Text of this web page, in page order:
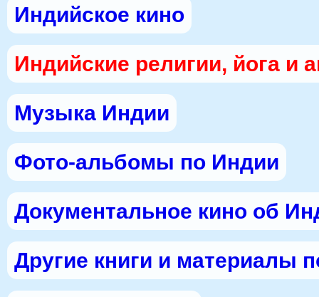
Индийское кино
Индийские религии, йога и
Музыка Индии
Фото-альбомы по Индии
Документальное кино об
Другие книги и материалы